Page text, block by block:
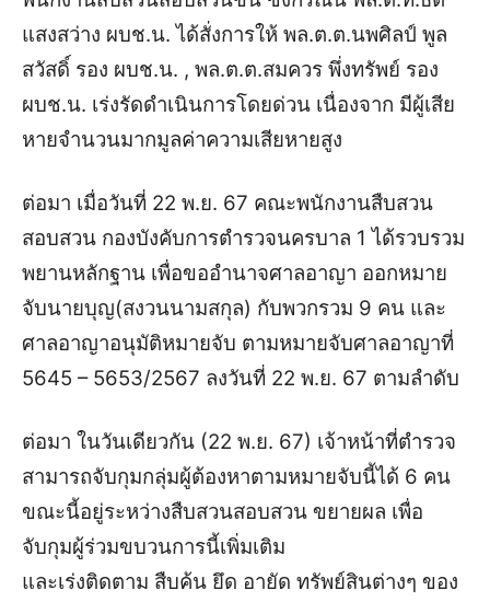
แสงสว่าง ผบช.น. ได้สั่งการให้ พล.ต.ต.นพศิลป์ พูล
สวัสดิ์ รอง ผบช.น. , พล.ต.ต.สมควร พึ่งทรัพย์ รอง
ผบช.น. เร่งรัดดำเนินการโดยด่วน เนื่องจาก มีผู้เสีย
หายจำนวนมากมูลค่าความเสียหายสูง
ต่อมา เมื่อวันที่ 22 พ.ย. 67 คณะพนักงานสืบสวน
สอบสวน กองบังคับการตำรวจนครบาล 1ได้รวบรวม
พยานหลักฐาน เพื่อขออำนาจศาลอาญา ออกหมาย
จับนายบุญ(สงวนนามสกุล) กับพวกรวม 9 คน และ
ศาลอาญาอนุมัติหมายจับ ตามหมายจับศาลอาญาที่
5645 – 5653/2567 ลงวันที่ 22 พ.ย. 67 ตามลำดับ
ต่อมา ในวันเดียวกัน (22 พ.ย. 67) เจ้าหน้าที่ตำรวจ
สามารถจับกุมกลุ่มผู้ต้องหาตามหมายจับนี้ได้ 6 คน
ขณะนี้อยู่ระหว่างสืบสวนสอบสวน ขยายผล เพื่อ
จับกุมผู้ร่วมขบวนการนี้เพิ่มเติม
และเร่งติดตาม สืบค้น ยึด อายัด ทรัพย์สินต่างๆ ของ